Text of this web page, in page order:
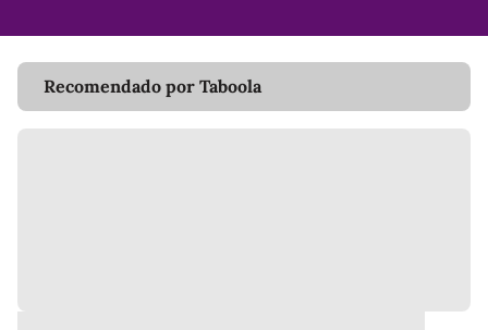
Recomendado por Taboola